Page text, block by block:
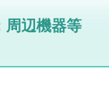
周辺機器等